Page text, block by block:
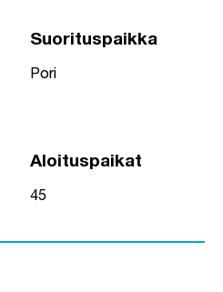
Suorituspaikka
Pori
Aloituspaikat
45